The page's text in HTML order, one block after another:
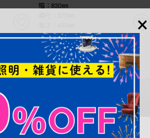
幅：830㎜
これからリペア予定品
×